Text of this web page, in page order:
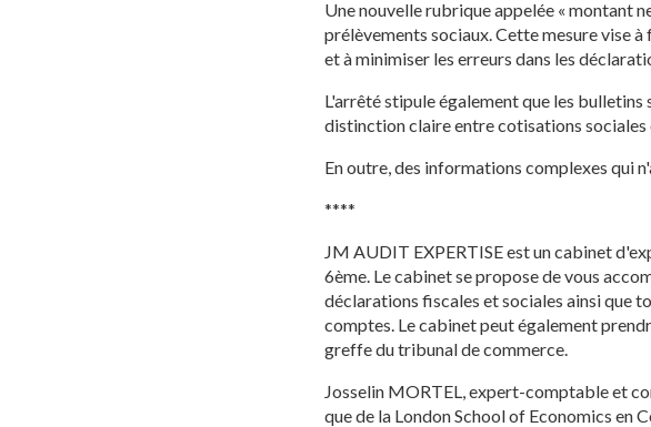
Une nouvelle rubrique appelée « montant
prélèvements sociaux. Cette mesure vise
et à minimiser les erreurs dans les
L'arrêté stipule également que les
distinction claire entre cotisations sociales
En outre, des informations complexes qui
****
JM AUDIT EXPERTISE est un cabinet
6ème. Le cabinet se propose de vous
déclarations fiscales et sociales ainsi que
comptes. Le cabinet peut également
greffe du tribunal de commerce.
Josselin MORTEL, expert-comptable et
que de la London School of Economics en